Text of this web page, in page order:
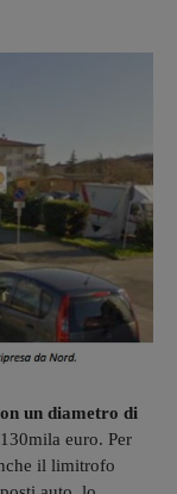
un diametro di
euro. Per
il limitrofo